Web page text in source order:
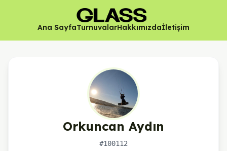
Ana SayfaTurnuvalarHakkımızdaİletişim
Orkuncan Aydın
#100112